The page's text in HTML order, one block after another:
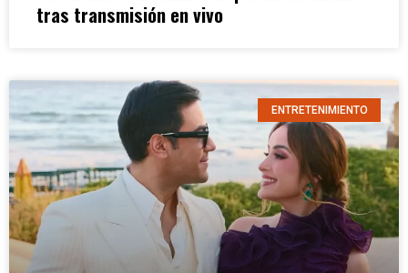
tras transmisión en vivo
ENTRETENIMIENTO